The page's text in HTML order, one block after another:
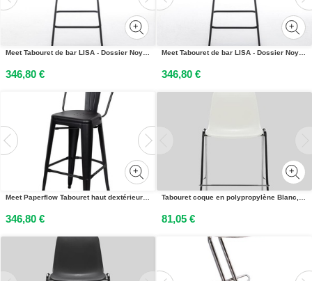
Meet Tabouret de bar LISA - Dossier Noyer - Revêtement tissu anthracite - Lot de 2
346,80 €
Meet Tabouret de bar LISA - Dossier Noyer - Revêtement tissu gris - Lot de 2
346,80 €
Meet Paperflow Tabouret haut dextérieur Urban en acier - Noir - Lot de 2
346,80 €
Tabouret coque en polypropylène Blanc, hauteur 75 cm
81,05 €